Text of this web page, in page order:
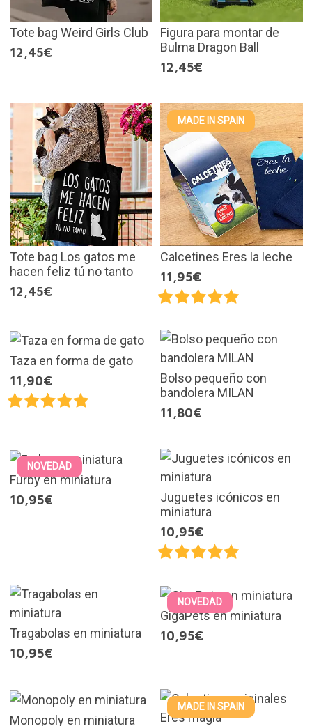
Tote bag Weird Girls Club
12,45€
Figura para montar de
Bulma Dragon Ball
12,45€
Tote bag Los gatos me
hacen feliz tú no tanto
12,45€
MADE IN SPAIN
Calcetines Eres la leche
11,95€
Taza en forma de gato
11,90€
Bolso pequeño con
bandolera MILAN
11,80€
NOVEDAD
Furby en miniatura
10,95€
Juguetes icónicos en
miniatura
10,95€
Tragabolas en miniatura
10,95€
NOVEDAD
GigaPets en miniatura
10,95€
Monopoly en miniatura
MADE IN SPAIN